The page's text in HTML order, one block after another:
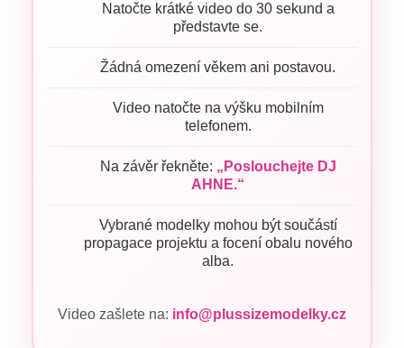
Natočte krátké video do 30 sekund a
představte se.
Žádná omezení věkem ani postavou.
Video natočte na výšku mobilním
telefonem.
Na závěr řekněte: „Poslouchejte DJ
AHNE.“
Vybrané modelky mohou být součástí
propagace projektu a focení obalu nového
alba.
Video zašlete na: info@plussizemodelky.cz